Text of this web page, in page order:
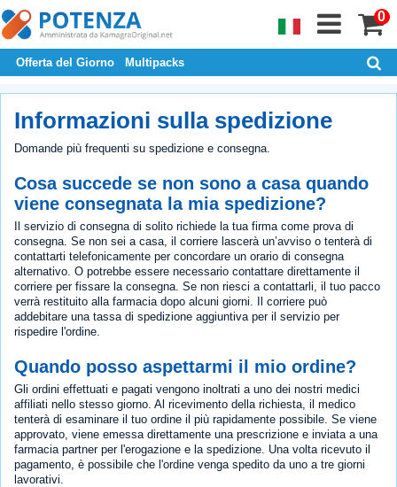
0
Offerta del Giorno Multipacks
Informazioni sulla spedizione
Domande più frequenti su spedizione e consegna.
Cosa succede se non sono a casa quando
viene consegnata la mia spedizione?
Il servizio di consegna di solito richiede la tua firma come prova di
consegna. Se non sei a casa, il corriere lascerà un’avviso o tenterà di
contattarti telefonicamente per concordare un orario di consegna
alternativo. O potrebbe essere necessario contattare direttamente il
corriere per fissare la consegna. Se non riesci a contattarli, il tuo pacco
verrà restituito alla farmacia dopo alcuni giorni. Il corriere può
addebitare una tassa di spedizione aggiuntiva per il servizio per
rispedire l'ordine.
Quando posso aspettarmi il mio ordine?
Gli ordini effettuati e pagati vengono inoltrati a uno dei nostri medici
affiliati nello stesso giorno. Al ricevimento della richiesta, il medico
tenterà di esaminare il tuo ordine il più rapidamente possibile. Se viene
approvato, viene emessa direttamente una prescrizione e inviata a una
farmacia partner per l'erogazione e la spedizione. Una volta ricevuto il
pagamento, è possibile che l'ordine venga spedito da uno a tre giorni
lavorativi.